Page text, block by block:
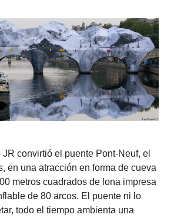
convirtió el puente Pont-Neuf, el
en una atracción en forma de cueva
metros cuadrados de lona impresa
de 80 arcos. El puente ni lo
todo el tiempo ambienta una